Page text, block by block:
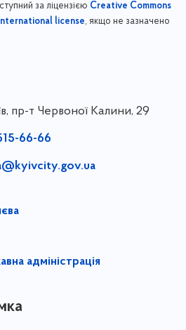
за ліцензією Creative Commons
license, якщо не зазначено
пр-т Червоної Калини, 29
66-66
адміністрація